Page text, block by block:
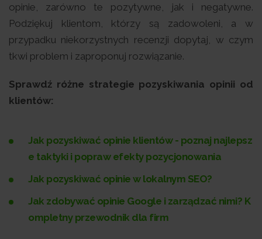
opinie, zarówno te pozytywne, jak i negatywne.
Podziękuj klientom, którzy są zadowoleni, a w
przypadku niekorzystnych recenzji dopytaj, w czym
tkwi problem i zaproponuj rozwiązanie.
Sprawdź różne strategie pozyskiwania opinii od
klientów:
Jak pozyskiwać opinie klientów - poznaj najlepsz
e taktyki i popraw efekty pozycjonowania
Jak pozyskiwać opinie w lokalnym SEO?
Jak zdobywać opinie Google i zarządzać nimi? K
ompletny przewodnik dla firm